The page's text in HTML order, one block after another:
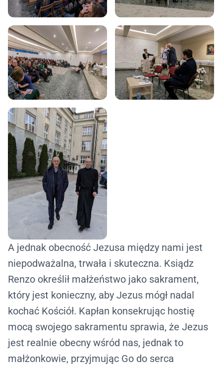
A jednak obecność Jezusa między nami jest
niepodważalna, trwała i skuteczna. Ksiądz
Renzo określił małżeństwo jako sakrament,
który jest konieczny, aby Jezus mógł nadal
kochać Kościół. Kapłan konsekrując hostię
mocą swojego sakramentu sprawia, że Jezus
jest realnie obecny wśród nas, jednak to
małżonkowie, przyjmując Go do serca